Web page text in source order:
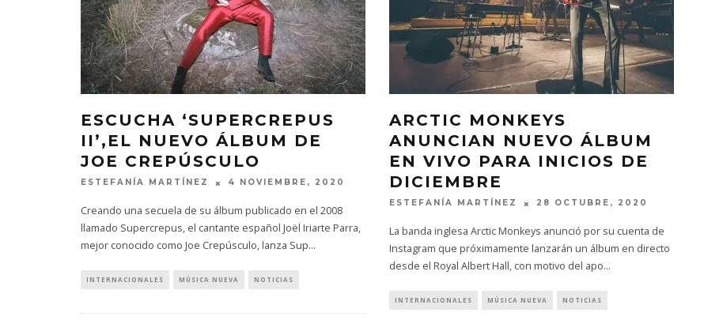
ESCUCHA ‘SUPERCREPUS
II’,EL NUEVO ÁLBUM DE
JOE CREPÚSCULO
ESTEFANÍA MARTÍNEZ 4 NOVIEMBRE, 2020
Creando una secuela de su álbum publicado en el 2008
llamado Supercrepus, el cantante español Joël Iriarte Parra,
mejor conocido como Joe Crepúsculo, lanza Sup...
INTERNACIONALES MÚSICA NUEVA NOTICIAS
ARCTIC MONKEYS
ANUNCIAN NUEVO ÁLBUM
EN VIVO PARA INICIOS DE
DICIEMBRE
ESTEFANÍA MARTÍNEZ 28 OCTUBRE, 2020
La banda inglesa Arctic Monkeys anunció por su cuenta de
Instagram que próximamente lanzarán un álbum en directo
desde el Royal Albert Hall, con motivo del apo...
INTERNACIONALES MÚSICA NUEVA NOTICIAS